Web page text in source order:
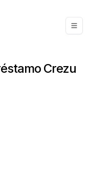
Crezu